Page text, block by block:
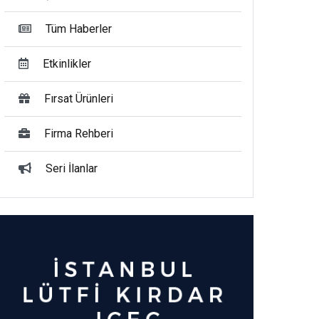
Tüm Haberler
Etkinlikler
Fırsat Ürünleri
Firma Rehberi
Seri İlanlar